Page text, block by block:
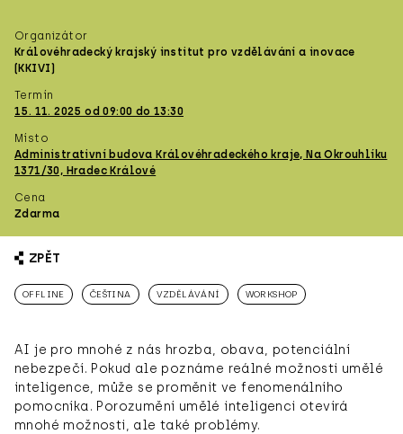
Organizátor
Královéhradecký krajský institut pro vzdělávání a inovace
(KKIVI)
Termín
15. 11. 2025 od 09:00 do 13:30
Místo
Administrativní budova Královéhradeckého kraje, Na Okrouhlíku
1371/30, Hradec Králové
Cena
Zdarma
ZPĚT
OFFLINE ČEŠTINA VZDĚLÁVÁNÍ WORKSHOP
AI je pro mnohé z nás hrozba, obava, potenciální
nebezpečí. Pokud ale poznáme reálné možnosti umělé
inteligence, může se proměnit ve fenomenálního
pomocníka. Porozumění umělé inteligenci otevírá
mnohé možnosti, ale také problémy.